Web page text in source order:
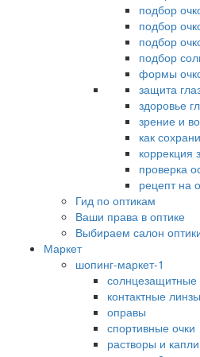
подбор
подбор
подбор
подбор
формы
защита
здоровье
зрение и
как
коррекция
проверка
рецепт на
Гид по оптикам
Ваши права в оптике
Выбираем салон
Маркет
шопинг-маркет-1
солнцезащитные
контактные линзы
оправы
спортивные очки
растворы и капли